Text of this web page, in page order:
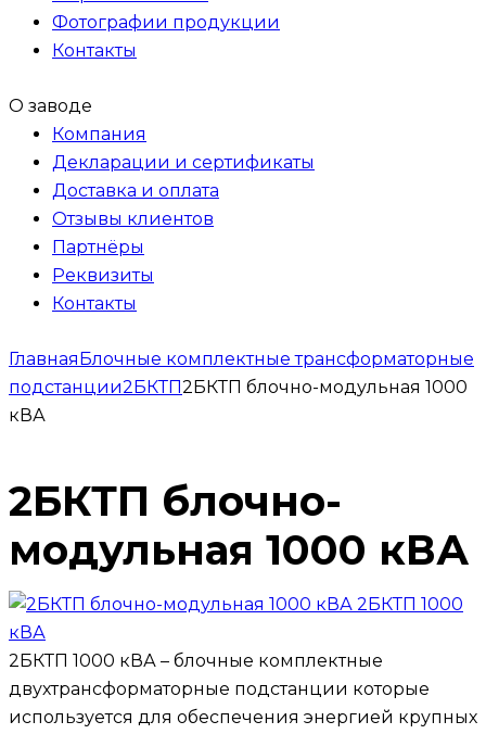
Фотографии продукции
Контакты
О заводе
Компания
Декларации и сертификаты
Доставка и оплата
Отзывы клиентов
Партнёры
Реквизиты
Контакты
Главная Блочные комплектные трансформаторные
подстанции2БКТП2БКТП блочно-модульная 1000
кВА
2БКТП блочно-
модульная 1000 кВА
2БКТП 1000 кВА – блочные комплектные
двухтрансформаторные подстанции которые
используется для обеспечения энергией крупных